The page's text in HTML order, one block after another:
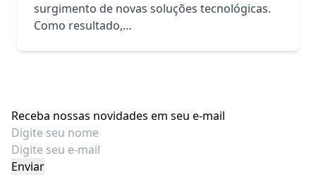
surgimento de novas soluções tecnológicas.
Como resultado,…
Receba nossas novidades em seu e-mail